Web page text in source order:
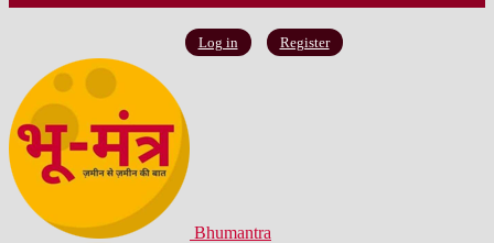
Log in Register
Bhumantra